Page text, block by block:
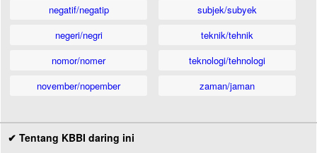
negatif/negatip
negeri/negri
nomor/nomer
november/nopember
subjek/subyek
teknik/tehnik
teknologi/tehnologi
zaman/jaman
✔ Tentang KBBI daring ini